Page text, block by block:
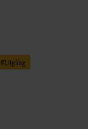
#Utgång